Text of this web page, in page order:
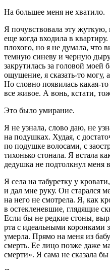
На большее меня не хватило.
Я почувствовала эту
еще когда входила в
плохого, но я не думала, что
темную синеву и черную
закрутилась за головой моей
ощущение, я сказать-то могу,
Но словно появилась какая-
все живое. А вонь, кстати,
Это было умирание.
Я не узнала, слово даю, не
на подушках. Худая, с
по подушке волосами, с
тихонько стонала. Я встала
дедушка не подтолкнул меня
Я села на табуретку у
и дал мне руку. Он старался
на него не смотрела. Я, как
в остекленевшие, глядящие
Если бы не редкие стоны,
рта с идеальными коронками
умерла. Прямо на меня из
смерть. Ее лицо позже даже
смерти». Я сама не сказала